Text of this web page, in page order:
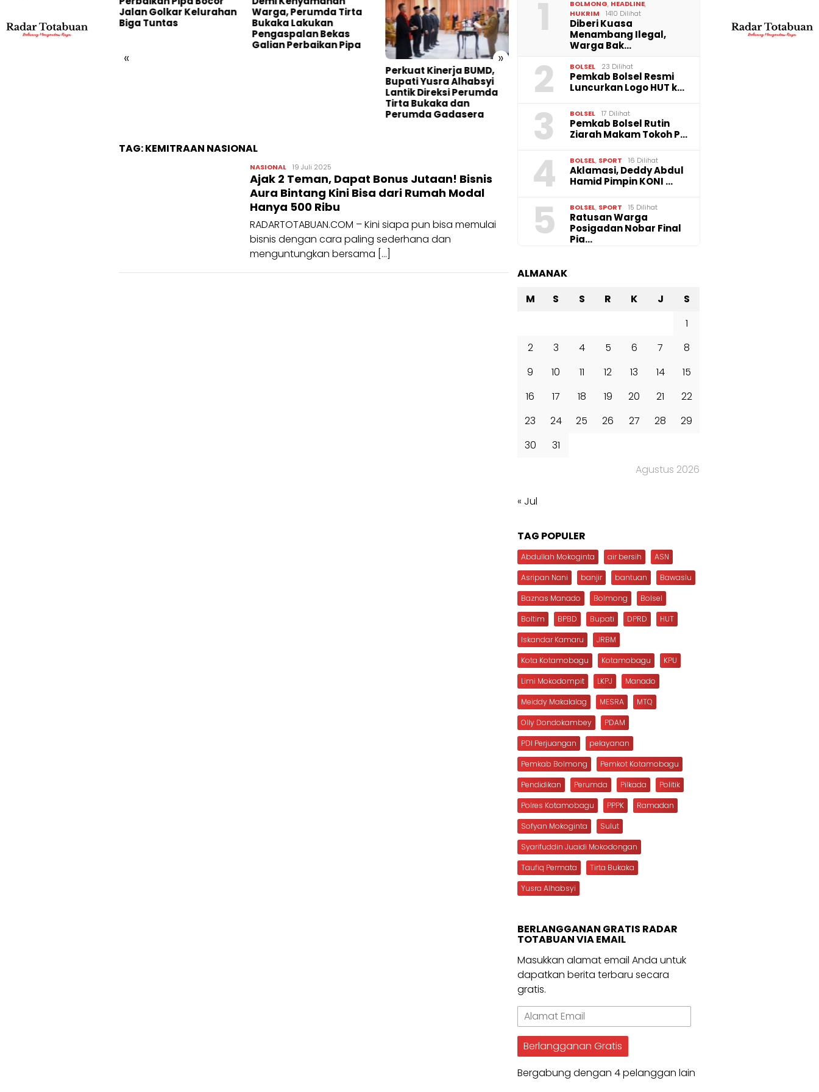
« »
ke
Agung
Jalan Golkar Kelurahan
Biga Tuntas
Warga, Perumda Tirta
Bukaka Lakukan
Pengaspalan Bekas
Galian Perbaikan Pipa
Perkuat Kinerja BUMD,
Bupati Yusra Alhabsyi
Lantik Direksi Perumda
Tirta Bukaka dan
Perumda Gadasera
Pemkab Bolsel
Pertahankan Seluruh
Tenaga Kerja Meski
Tembus 40 Persen APBD
Mahkamah Agung
Biga
TAG:KEMITRAAN NASIONAL
NASIONALTanfidziyah
19 Juli 2025
Ajak 2 Teman, Dapat Bonus Jutaan! Bisnis
Aura Bintang Kini Bisa dari Rumah Modal
Hanya 500 Ribu
RADARTOTABUAN.COM – Kini siapa pun bisa memulai
bisnis dengan cara paling sederhana dan
menguntungkan bersama […]
1 BOLMONG, HEADLINE,
HUKRIM
1410 Dilihat
Diberi Kuasa
Menambang Ilegal,
Warga Bak…
2 BOLSEL 23 Dilihat
Pemkab Bolsel Resmi
Luncurkan Logo HUT k…
3 BOLSEL 17 Dilihat
Pemkab Bolsel Rutin
Ziarah Makam Tokoh P…
4 BOLSEL, SPORT 16 Dilihat
Aklamasi, Deddy Abdul
Hamid Pimpin KONI …
5 BOLSEL, SPORT 15 Dilihat
‎Ratusan Warga
Posigadan Nobar Final
Pia…
ALMANAK
Agustus 2026
M S S R K J
S
1
2
3 4 5 6 7
8
9
10 11 12 13 14
15
16
17 18 19 20 21
22
23
24 25 26 27 28
29
30
31
« Jul
TAG POPULER
Abdullah Mokoginta air bersih
ASN
Asripan Nani
banjir bantuan
Bawaslu
Baznas Manado
Bolmong
Bolsel
Boltim
BPBD Bupati DPRD
HUT
Iskandar Kamaru
JRBM
Kota Kotamobagu
Kotamobagu
KPU
Limi Mokodompit
LKPJ
Manado
Meiddy Makalalag
MESRA
MTQ
Olly Dondokambey
PDAM
PDI Perjuangan
pelayanan
Pemkab Bolmong
Pemkot Kotamobagu
Pendidikan
Perumda Pilkada
Politik
Polres Kotamobagu
PPPK
Ramadan
Sofyan Mokoginta
Sulut
Syarifuddin Juaidi Mokodongan
Taufiq Permata
Tirta Bukaka
Yusra Alhabsyi
BERLANGGANAN GRATIS RADAR
TOTABUAN VIA EMAIL
Masukkan alamat email Anda untuk
dapatkan berita terbaru secara
gratis.
Alamat
Email
Berlangganan Gratis
Bergabung dengan 4 pelanggan lain